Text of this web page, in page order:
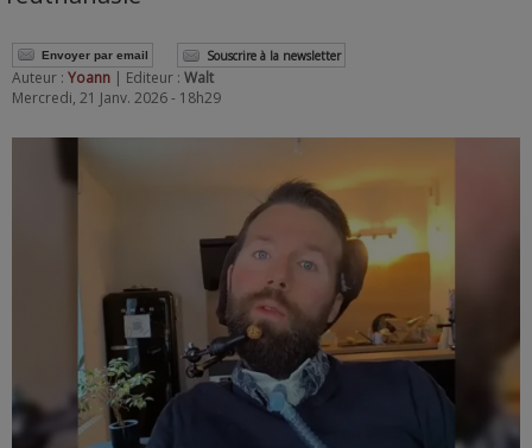
Envoyer par email Souscrire à la newsletter
Auteur : Yoann | Editeur : Walt
Mercredi, 21 Janv. 2026 - 18h29